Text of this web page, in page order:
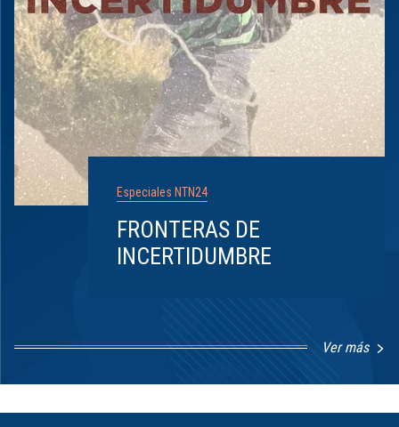
Especiales NTN24
FRONTERAS DE
INCERTIDUMBRE
Ver más
8